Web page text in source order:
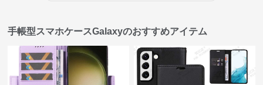
手帳型スマホケースGalaxyのおすすめアイテム